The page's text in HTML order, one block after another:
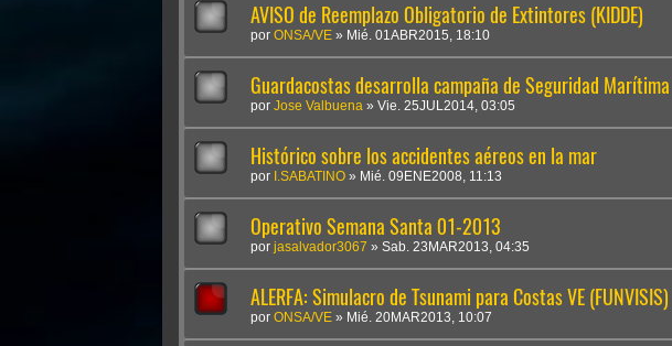
AVISO de Reemplazo Obligatorio de Extintores (KIDDE)
por ONSA/VE » Mié. 01ABR2015, 18:10
Guardacostas desarrolla campaña de Seguridad Marítima
por Jose Valbuena » Vie. 25JUL2014, 03:05
Histórico sobre los accidentes aéreos en la mar
por I.SABATINO » Mié. 09ENE2008, 11:13
Operativo Semana Santa 01-2013
por jasalvador3067 » Sab. 23MAR2013, 04:35
ALERFA: Simulacro de Tsunami para Costas VE (FUNVISIS)
por ONSA/VE » Mié. 20MAR2013, 10:07